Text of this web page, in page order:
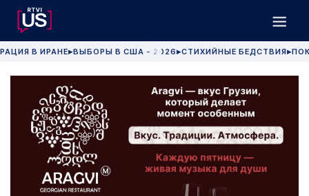
В ИРАНЕ▶ВЫБОРЫ В США - 2026 ▶СТИХИЙНЫЕ БЕДСТВИЯ▶